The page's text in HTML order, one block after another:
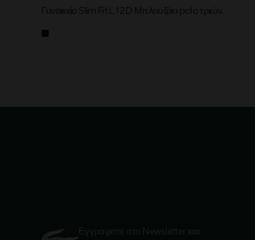
Γυναικείο Slim Fit L.12.D Μπλουζάκι polo τριών
τετάρτων μανίκι
Εγγραφείτε στο Newsletter και